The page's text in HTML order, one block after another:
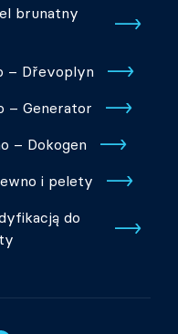
brunatny
– Dřevoplyn
– Generator
– Dokogen
i pelety
do